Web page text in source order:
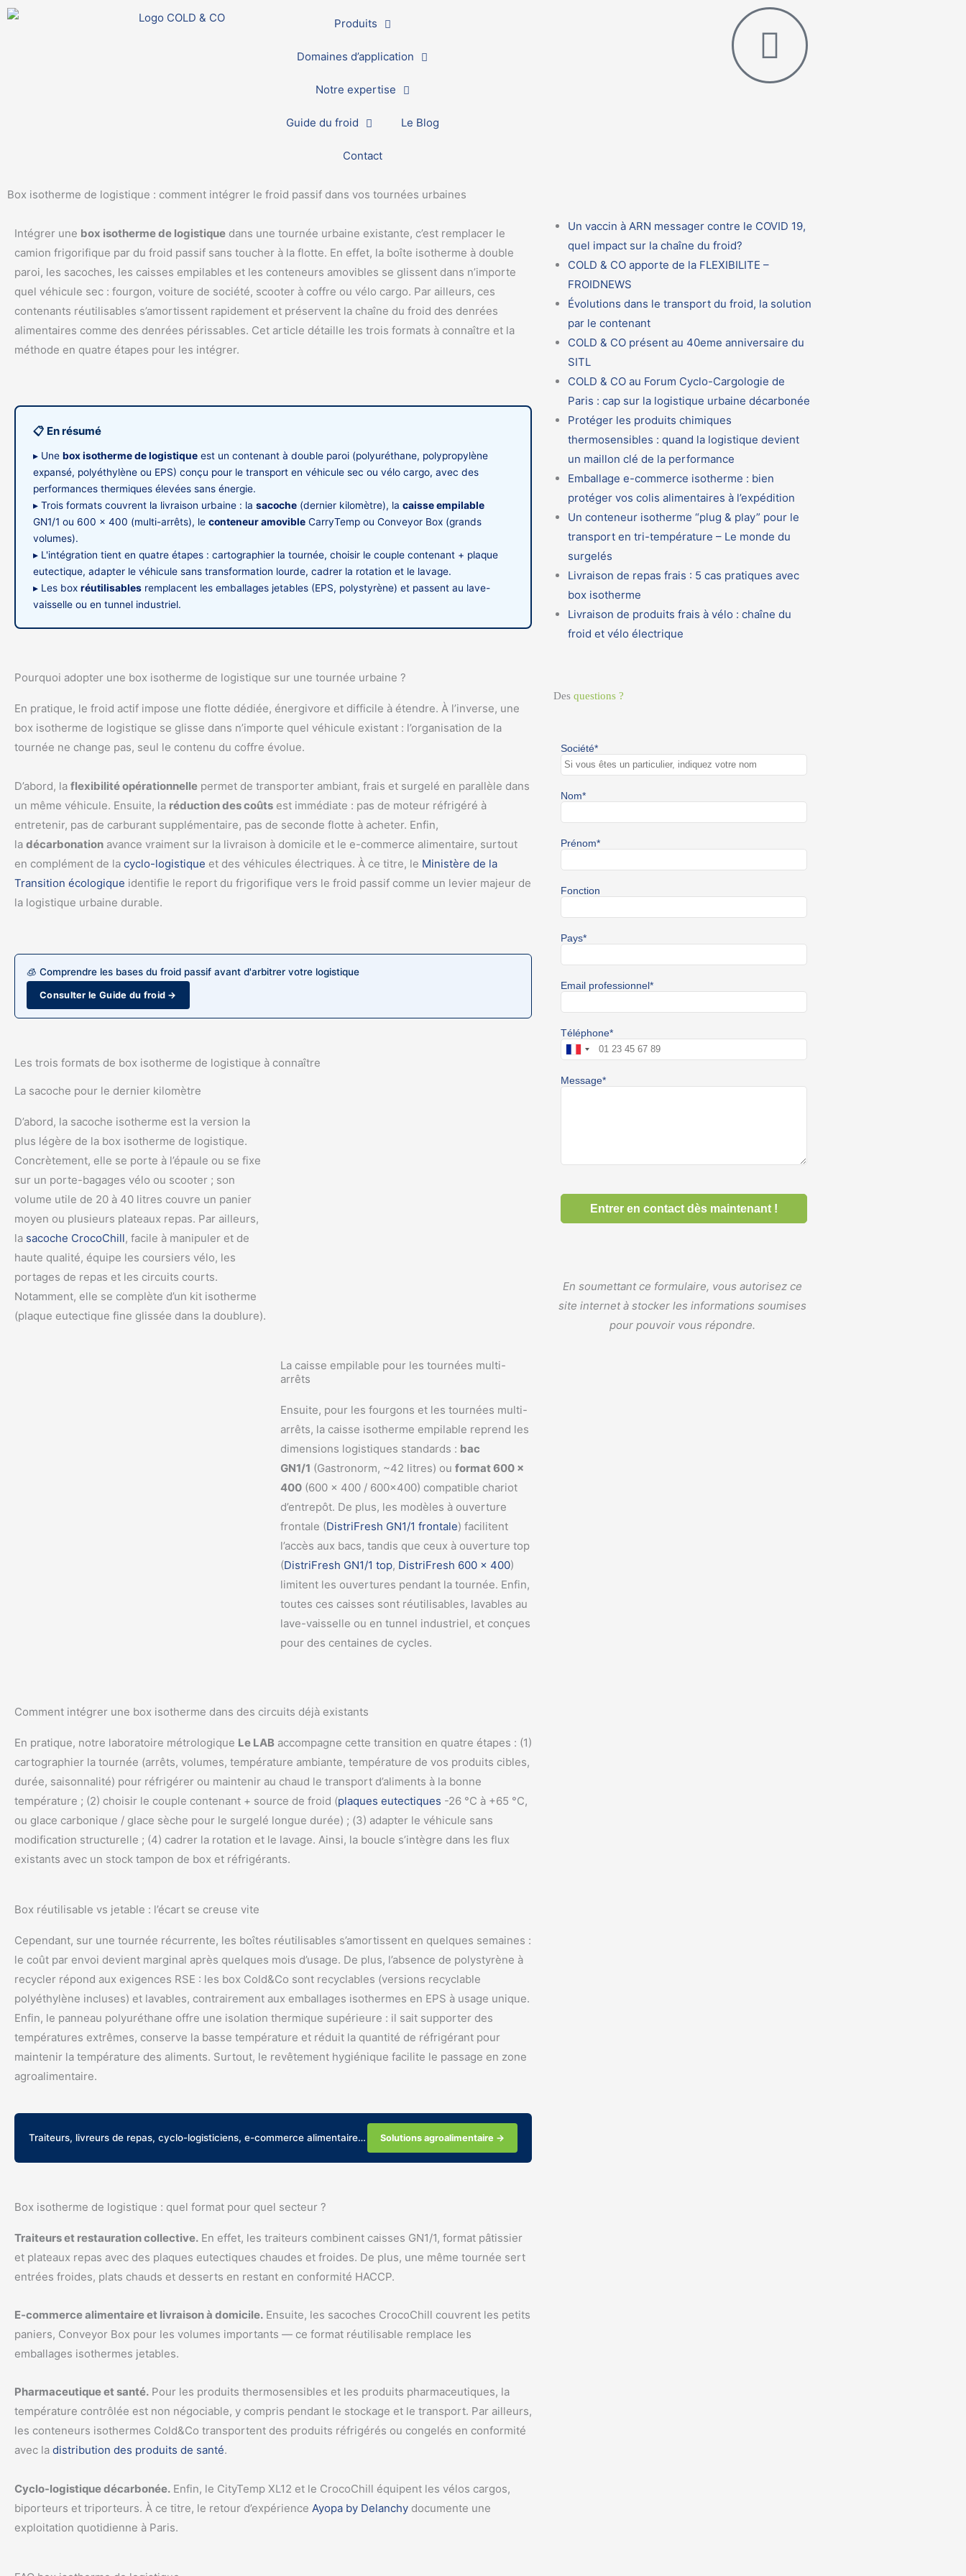
Aller
Produits
Domaines d’application
Notre expertise
Guide du froid Le Blog
Contact
Box isotherme de logistique : comment intégrer le froid passif dans vos tournées urbaines
Intégrer une box isotherme de logistique dans une tournée urbaine existante, c’est remplacer le
camion frigorifique par du froid passif sans toucher à la flotte. En effet, la boîte isotherme à double
paroi, les sacoches, les caisses empilables et les conteneurs amovibles se glissent dans n’importe
quel véhicule sec : fourgon, voiture de société, scooter à coffre ou vélo cargo. Par ailleurs, ces
contenants réutilisables s’amortissent rapidement et préservent la chaîne du froid des denrées
alimentaires comme des denrées périssables. Cet article détaille les trois formats à connaître et la
méthode en quatre étapes pour les intégrer.
📋 En résumé
▸ Une box isotherme de logistique est un contenant à double paroi (polyuréthane, polypropylène
expansé, polyéthylène ou EPS) conçu pour le transport en véhicule sec ou vélo cargo, avec des
performances thermiques élevées sans énergie.
▸ Trois formats couvrent la livraison urbaine : la sacoche (dernier kilomètre), la caisse empilable
GN1/1 ou 600 × 400 (multi-arrêts), le conteneur amovible CarryTemp ou Conveyor Box (grands
volumes).
▸ L'intégration tient en quatre étapes : cartographier la tournée, choisir le couple contenant + plaque
eutectique, adapter le véhicule sans transformation lourde, cadrer la rotation et le lavage.
▸ Les box réutilisables remplacent les emballages jetables (EPS, polystyrène) et passent au lave-
vaisselle ou en tunnel industriel.
Pourquoi adopter une box isotherme de logistique sur une tournée urbaine ?
En pratique, le froid actif impose une flotte dédiée, énergivore et difficile à étendre. À l’inverse, une
box isotherme de logistique se glisse dans n’importe quel véhicule existant : l’organisation de la
tournée ne change pas, seul le contenu du coffre évolue.
D’abord, la flexibilité opérationnelle permet de transporter ambiant, frais et surgelé en parallèle dans
un même véhicule. Ensuite, la réduction des coûts est immédiate : pas de moteur réfrigéré à
entretenir, pas de carburant supplémentaire, pas de seconde flotte à acheter. Enfin,
la décarbonation avance vraiment sur la livraison à domicile et le e-commerce alimentaire, surtout
en complément de la cyclo-logistique et des véhicules électriques. À ce titre, le Ministère de la
Transition écologique identifie le report du frigorifique vers le froid passif comme un levier majeur de
la logistique urbaine durable.
🧊 Comprendre les bases du froid passif avant d'arbitrer votre logistique
Consulter le Guide du froid →
Les trois formats de box isotherme de logistique à connaître
La sacoche pour le dernier kilomètre
D’abord, la sacoche isotherme est la version la
plus légère de la box isotherme de logistique.
Concrètement, elle se porte à l’épaule ou se fixe
sur un porte-bagages vélo ou scooter ; son
volume utile de 20 à 40 litres couvre un panier
moyen ou plusieurs plateaux repas. Par ailleurs,
la sacoche CrocoChill, facile à manipuler et de
haute qualité, équipe les coursiers vélo, les
portages de repas et les circuits courts.
Notamment, elle se complète d’un kit isotherme
(plaque eutectique fine glissée dans la doublure).
La caisse empilable pour les tournées multi-
arrêts
Ensuite, pour les fourgons et les tournées multi-
arrêts, la caisse isotherme empilable reprend les
dimensions logistiques standards : bac
GN1/1 (Gastronorm, ~42 litres) ou format 600 ×
400(600 x 400 / 600×400) compatible chariot
d’entrepôt. De plus, les modèles à ouverture
frontale (DistriFresh GN1/1 frontale) facilitent
l’accès aux bacs, tandis que ceux à ouverture top
(DistriFresh GN1/1 top, DistriFresh 600 × 400)
limitent les ouvertures pendant la tournée. Enfin,
toutes ces caisses sont réutilisables, lavables au
lave-vaisselle ou en tunnel industriel, et conçues
pour des centaines de cycles.
Comment intégrer une box isotherme dans des circuits déjà existants
En pratique, notre laboratoire métrologique Le LAB accompagne cette transition en quatre étapes : (1)
cartographier la tournée (arrêts, volumes, température ambiante, température de vos produits cibles,
durée, saisonnalité) pour réfrigérer ou maintenir au chaud le transport d’aliments à la bonne
température ; (2) choisir le couple contenant + source de froid (plaques eutectiques -26 °C à +65 °C,
ou glace carbonique / glace sèche pour le surgelé longue durée) ; (3) adapter le véhicule sans
modification structurelle ; (4) cadrer la rotation et le lavage. Ainsi, la boucle s’intègre dans les flux
existants avec un stock tampon de box et réfrigérants.
Box réutilisable vs jetable : l’écart se creuse vite
Cependant, sur une tournée récurrente, les boîtes réutilisables s’amortissent en quelques semaines :
le coût par envoi devient marginal après quelques mois d’usage. De plus, l’absence de polystyrène à
recycler répond aux exigences RSE : les box Cold&Co sont recyclables (versions recyclable
polyéthylène incluses) et lavables, contrairement aux emballages isothermes en EPS à usage unique.
Enfin, le panneau polyuréthane offre une isolation thermique supérieure : il sait supporter des
températures extrêmes, conserve la basse température et réduit la quantité de réfrigérant pour
maintenir la température des aliments. Surtout, le revêtement hygiénique facilite le passage en zone
agroalimentaire.
Traiteurs, livreurs de repas, cyclo-logisticiens, e-commerce alimentaire… Solutions agroalimentaire →
Box isotherme de logistique : quel format pour quel secteur ?
Traiteurs et restauration collective. En effet, les traiteurs combinent caisses GN1/1, format pâtissier
et plateaux repas avec des plaques eutectiques chaudes et froides. De plus, une même tournée sert
entrées froides, plats chauds et desserts en restant en conformité HACCP.
E-commerce alimentaire et livraison à domicile. Ensuite, les sacoches CrocoChill couvrent les petits
paniers, Conveyor Box pour les volumes importants — ce format réutilisable remplace les
emballages isothermes jetables.
Pharmaceutique et santé. Pour les produits thermosensibles et les produits pharmaceutiques, la
température contrôlée est non négociable, y compris pendant le stockage et le transport. Par ailleurs,
les conteneurs isothermes Cold&Co transportent des produits réfrigérés ou congelés en conformité
avec la distribution des produits de santé.
Cyclo-logistique décarbonée. Enfin, le CityTemp XL12 et le CrocoChill équipent les vélos cargos,
biporteurs et triporteurs. À ce titre, le retour d’expérience Ayopa by Delanchy documente une
exploitation quotidienne à Paris.
Un vaccin à ARN messager contre le COVID 19,
quel impact sur la chaîne du froid?
COLD & CO apporte de la FLEXIBILITE –
FROIDNEWS
Évolutions dans le transport du froid, la solution
par le contenant
COLD & CO présent au 40eme anniversaire du
SITL
COLD & CO au Forum Cyclo-Cargologie de
Paris : cap sur la logistique urbaine décarbonée
Protéger les produits chimiques
thermosensibles : quand la logistique devient
un maillon clé de la performance
Emballage e-commerce isotherme : bien
protéger vos colis alimentaires à l’expédition
Un conteneur isotherme “plug & play” pour le
transport en tri-température – Le monde du
surgelés
Livraison de repas frais : 5 cas pratiques avec
box isotherme
Livraison de produits frais à vélo : chaîne du
froid et vélo électrique
Des questions ?
En soumettant ce formulaire, vous autorisez ce
site internet à stocker les informations soumises
pour pouvoir vous répondre.